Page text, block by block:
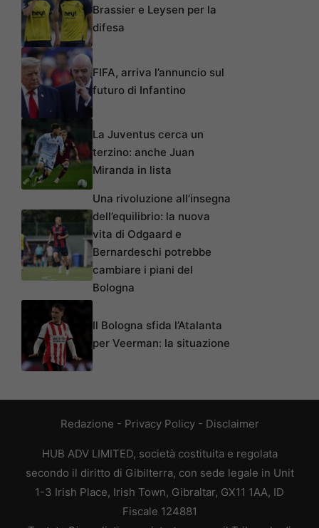
Brassier e Leysen per la
difesa
FIFA, arriva l’annuncio sul
futuro di Infantino
La Juventus cerca un
terzino: anche Juan
Miranda in lista
Una rivoluzione all’insegna
dell’equilibrio: la nuova
vita di Odgaard e
Bernardeschi potrebbe
cambiare i piani del
Bologna
Il Bologna sfida l’Atalanta
per Veerman: la situazione
Redazione - Privacy Policy- Disclaimer
HUB ADV LIMITED, società costituita e regolata
secondo il diritto di Gibilterra, con sede legale in Unit
1-3 Irish Place, Irish Town, Gibraltar, GX11 1AA, ID
Fiscale 124881